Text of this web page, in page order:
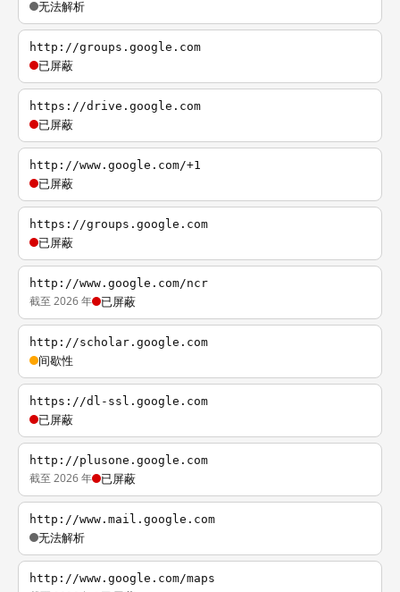
无法解析
http://groups.google.com
已屏蔽
https://drive.google.com
已屏蔽
http://www.google.com/+1
已屏蔽
https://groups.google.com
已屏蔽
http://www.google.com/ncr
截至 2026 年 已屏蔽
http://scholar.google.com
间歇性
https://dl-ssl.google.com
已屏蔽
http://plusone.google.com
截至 2026 年 已屏蔽
http://www.mail.google.com
无法解析
http://www.google.com/maps